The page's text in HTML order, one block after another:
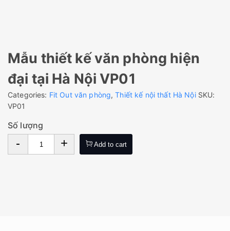
Mẫu thiết kế văn phòng hiện
đại tại Hà Nội VP01
Categories: Fit Out văn phòng,Thiết kế nội thất Hà Nội SKU:
VP01
Số lượng
- + Add to cart